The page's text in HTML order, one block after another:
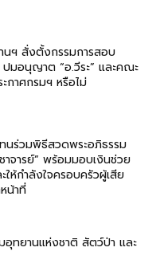
ฯ​ สั่งตั้งกรรมการสอบ
ปมอนุญาต “อ.วีระ” และคณะ
กาศกรมฯ หรือไม่
นร่วมพิธีสวดพระอภิธรรม
จารย์” พร้อมมอบเงินช่วย
ให้กำลังใจครอบครัวผู้เสีย
น้าที่
ทยานแห่งชาติ สัตว์ป่า และ